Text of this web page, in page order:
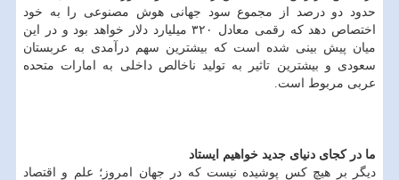
حدود دو درصد از مجموع سود جهانی هوش مصنوعی را به خود
اختصاص دهد که رقمی معادل ۳۲۰ میلیارد دلار خواهد بود و در این
میان پیش بینی شده است که بیشترین سهم درآمدی به عربستان
سعودی و بیشترین تاثیر به تولید ناخالص داخلی به امارات متحده
عربی مربوط است.
ما در کجای دنیای جدید خواهیم ایستاد
دیگر بر هیچ کس پوشیده نیست که در جهان امروز؛ علم و اقتصاد